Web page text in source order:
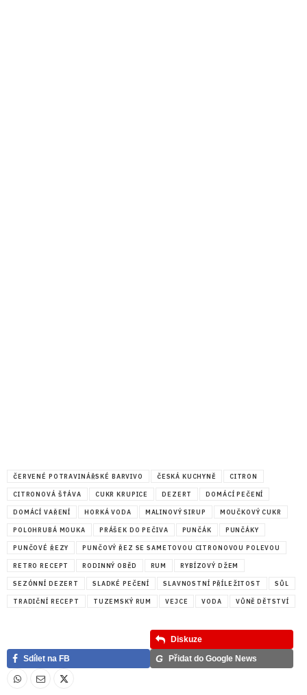
ČERVENÉ POTRAVINÁŘSKÉ BARVIVO ČESKÁ KUCHYNĚ CITRON
CITRONOVÁ ŠŤÁVA CUKR KRUPICE DEZERT DOMÁCÍ PEČENÍ
DOMÁCÍ VAŘENÍ HORKÁ VODA MALINOVÝ SIRUP MOUČKOVÝ CUKR
POLOHRUBÁ MOUKA PRÁŠEK DO PEČIVA PUNČÁK PUNČÁKY
PUNČOVÉ ŘEZY PUNČOVÝ ŘEZ SE SAMETOVOU CITRONOVOU POLEVOU
RETRO RECEPT RODINNÝ OBĚD RUM RYBÍZOVÝ DŽEM
SEZÓNNÍ DEZERT SLADKÉ PEČENÍ SLAVNOSTNÍ PŘÍLEŽITOST SŮL
TRADIČNÍ RECEPT TUZEMSKÝ RUM VEJCE VODA VŮNĚ DĚTSTVÍ
Diskuze
Sdílet na FB
G Přidat do Google News